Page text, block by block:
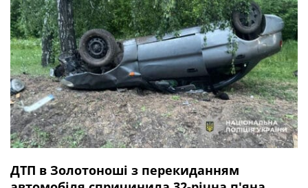
ДТП в Золотоноші з перекиданням